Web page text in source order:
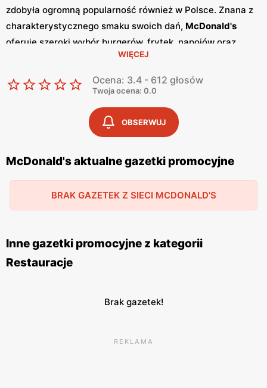
zdobyła ogromną popularność również w Polsce. Znana z
charakterystycznego smaku swoich dań, McDonald's
oferuje szeroki wybór burgerów, frytek, napojów oraz
deserów, które zaspokajają gusta nawet najbardziej
wymagających klientów. Restauracje
McDonald's
doskonałe miejsce na szybki posiłek w przyjaznej
McDonald'sregularnie pojawiają się
promocje
oraz specjalne oferty, które
pozwalają na spróbowanie ulubionych dań w jeszcze
bardziej atrakcyjnych cenach. Sieć wydaje również
, które informują o najnowszych
promocje
i korzystać z
handlowych, jak i w samodzielnych lokalizacjach. Sieć ta
stawia na wysoką jakość obsługi oraz komfort klientów, co
McDonald'sangażuje się również w
pozytywny wizerunek i zdobywa coraz większe grono
WIĘCEJ
Ocena: 3.4 - 612 głosów
Twoja ocena: 0.0
OBSERWUJ
McDonald's aktualne gazetki promocyjne
BRAK GAZETEK Z SIECI MCDONALD'S
Inne gazetki promocyjne z kategorii
Restauracje
Brak gazetek!
REKLAMA